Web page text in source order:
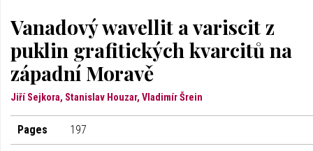
Vanadový wavellit a variscit z
puklin grafitických kvarcitů na
západní Moravě
Jiří Sejkora, Stanislav Houzar, Vladimír Šrein
Pages 197